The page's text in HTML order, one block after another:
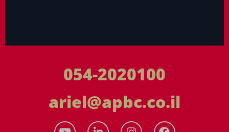
054-2020100
ariel@apbc.co.il